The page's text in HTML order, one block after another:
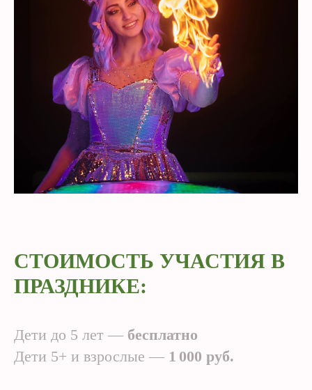
СТОИМОСТЬ УЧАСТИЯ В
ПРАЗДНИКЕ:
Дети до 5 лет — бесплатно
Дети 5+ и взрослые — 1 000 руб.